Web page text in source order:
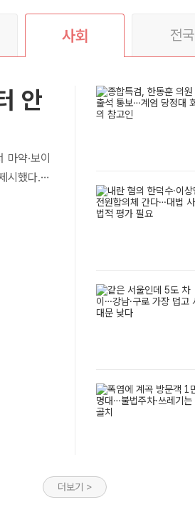
사회 전국
안
약·보이
시했다.법
대응하
더보기 >